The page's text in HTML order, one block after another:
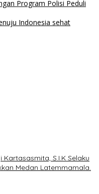
Program Polisi Peduli
Indonesia sehat
S.I.K Selaku
Medan Latemmamala.